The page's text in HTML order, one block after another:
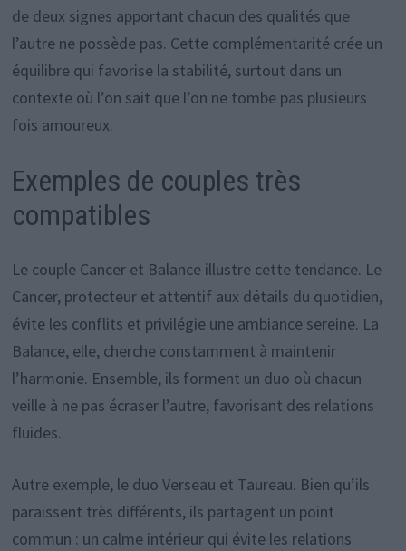
de deux signes apportant chacun des qualités que
l’autre ne possède pas. Cette complémentarité crée un
équilibre qui favorise la stabilité, surtout dans un
contexte où l’on sait que l’on ne tombe pas plusieurs
fois amoureux.
Exemples de couples très
compatibles
Le couple Cancer et Balance illustre cette tendance. Le
Cancer, protecteur et attentif aux détails du quotidien,
évite les conflits et privilégie une ambiance sereine. La
Balance, elle, cherche constamment à maintenir
l’harmonie. Ensemble, ils forment un duo où chacun
veille à ne pas écraser l’autre, favorisant des relations
fluides.
Autre exemple, le duo Verseau et Taureau. Bien qu’ils
paraissent très différents, ils partagent un point
commun : un calme intérieur qui évite les relations